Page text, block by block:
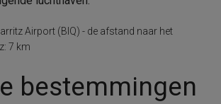
Airport (BIQ) - de afstand naar het
7 km
bestemmingen